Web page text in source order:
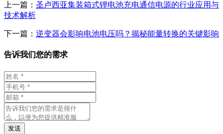
上一篇： 圣卢西亚集装箱式锂电池充电通信电源的行业应用与
技术解析
下一篇： 逆变器会影响电池电压吗？揭秘能量转换的关键影响
告诉我们您的需求
发送